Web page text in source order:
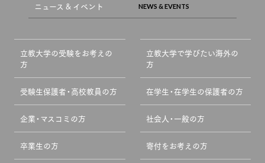
ニュース & イベント
立教大学の受験をお考えの
方
立教大学で学びたい海外の
方
受験生保護者・高校教員の方 在学生・在学生の保護者の方
企業・マスコミの方 社会人・一般の方
卒業生の方 寄付をお考えの方